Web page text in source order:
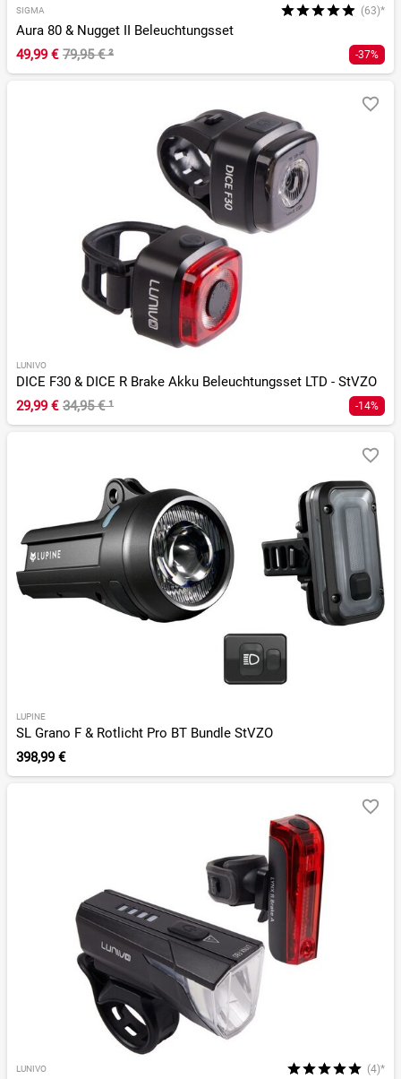
SIGMA (63)*
Aura 80 & Nugget II Beleuchtungsset
49,99 € 79,95 €² -37%
LUNIVO
DICE F30 & DICE R Brake Akku Beleuchtungsset LTD - StVZO
29,99 € 34,95 €¹ -14%
LUPINE
SL Grano F & Rotlicht Pro BT Bundle StVZO
398,99 €
LUNIVO (4)*